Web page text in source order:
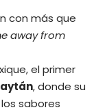
con más que
away from
el primer
, donde su
sabores